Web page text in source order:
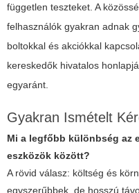
független teszteket. A
felhasználók gyakran adnak
boltokkal és akciókkal
kereskedők hivatalos
egyaránt.
Gyakran Ismételt
Mi a legfőbb különbség az
eszközök között?
A rövid válasz: költség és
egyszerűbbek, de hosszú